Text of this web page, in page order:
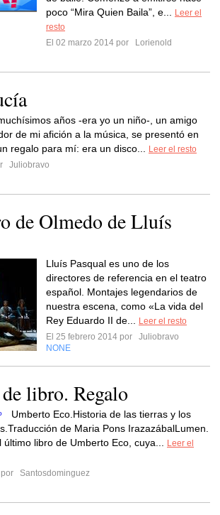
poco “Mira Quien Baila”, e...
Leer el
resto
El 02 marzo 2014 por
Lorienold
años -era yo un niño-, un amigo
de mi afición a la música, se presentó en
regalo para mí: era un disco...
Leer el resto
Juliobravo
de Olmedo de Lluís
Lluís Pasqual es uno de los
directores de referencia en el teatro
español. Montajes legendarios de
nuestra escena, como «La vida del
Rey Eduardo II de...
Leer el resto
El 25 febrero 2014 por
Juliobravo
NONE
libro. Regalo
Umberto Eco.Historia de las tierras y los
de Maria Pons IrazazábalLumen.
último libro de Umberto Eco, cuya...
Leer el
Santosdominguez